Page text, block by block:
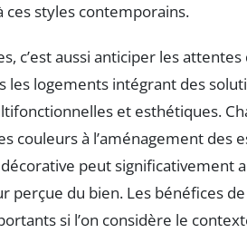
ces styles contemporains.
c’est aussi anticiper les
les logements intégrant des
et esthétiques.
couleurs à l’aménagement des
peut significativement
perçue du bien. Les bénéfices
si l’on considère le